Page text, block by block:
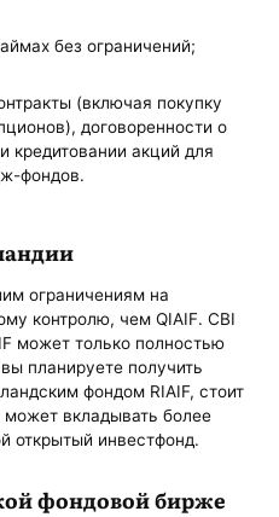
без ограничений;
(включая покупку
договоренности о
кредитовании акций для
фондов.
ограничениям на
контролю, чем QIAIF. CBI
может только полностью
планируете получить
фондом RIAIF, стоит
может вкладывать более
открытый инвестфонд.
фондовой бирже